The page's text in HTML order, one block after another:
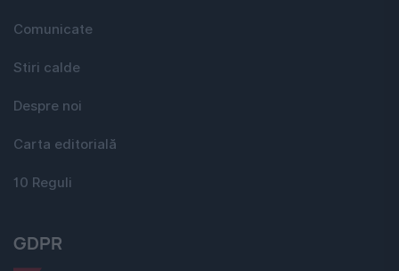
Comunicate
Stiri calde
Despre noi
Carta editorială
10 Reguli
GDPR